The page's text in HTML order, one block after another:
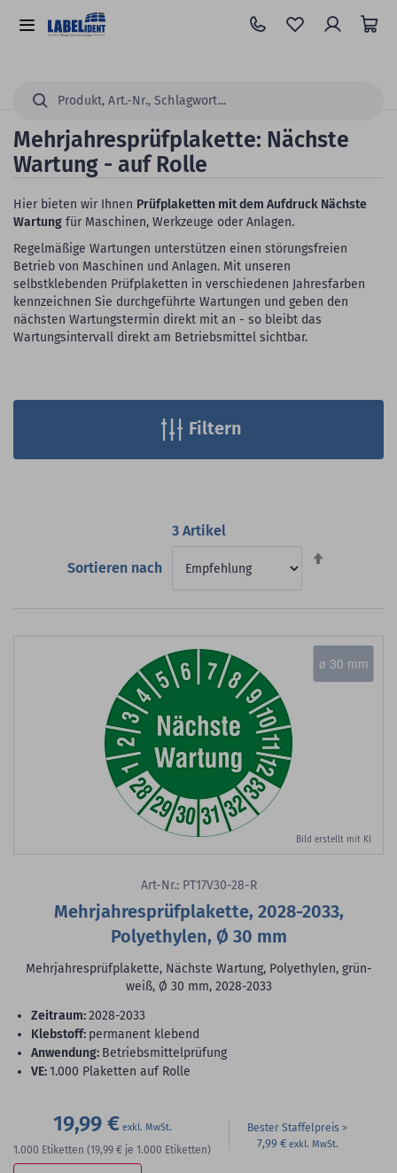
Hauptinhalt
springen
Alle
Suchen...
Mehrjahresprüfplakette: Nächste
Wartung - auf Rolle
Hier bieten wir Ihnen Prüfplaketten mit dem Aufdruck Nächste
Wartung für Maschinen, Werkzeuge oder Anlagen.
Regelmäßige Wartungen unterstützen einen störungsfreien
Betrieb von Maschinen und Anlagen. Mit unseren
selbstklebenden Prüfplaketten in verschiedenen Jahresfarben
kennzeichnen Sie durchgeführte Wartungen und geben den
nächsten Wartungstermin direkt mit an - so bleibt das
Wartungsintervall direkt am Betriebsmittel sichtbar.
3Artikel
Sortieren nach
Bild erstellt mit KI
ø 30 mm
Art-Nr.: PT17V30-28-R
Mehrjahresprüfplakette, 2028-2033,
Polyethylen, Ø 30 mm
Mehrjahresprüfplakette, Nächste Wartung, Polyethylen, grün-
weiß, Ø 30 mm, 2028-2033
Zeitraum:2028-2033
Klebstoff: permanent klebend
Anwendung: Betriebsmittelprüfung
VE:1.000 Plaketten auf Rolle
19,99 €
1.000 Etiketten (19,99 € je 1.000 Etiketten)
Bester Staffelpreis
7,99 €
Filtern